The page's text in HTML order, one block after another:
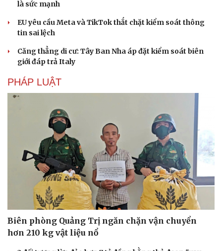
là sức mạnh
EU yêu cầu Meta và TikTok thắt chặt kiểm soát thông
tin sai lệch
Căng thẳng di cư: Tây Ban Nha áp đặt kiểm soát biên
giới đáp trả Italy
PHÁP LUẬT
Biên phòng Quảng Trị ngăn chặn vận chuyển
hơn 210 kg vật liệu nổ